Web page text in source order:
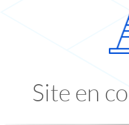
Site en